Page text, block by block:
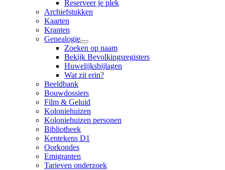
Reserveer je plek
Archiefstukken
Kaarten
Kranten
Genealogie
Zoeken op naam
Bekijk Bevolkingsregisters
Huwelijksbijlagen
Wat zit erin?
Beeldbank
Bouwdossiers
Film & Geluid
Koloniehuizen
Koloniehuizen personen
Bibliotheek
Kentekens D1
Oorkondes
Emigranten
Tarieven onderzoek